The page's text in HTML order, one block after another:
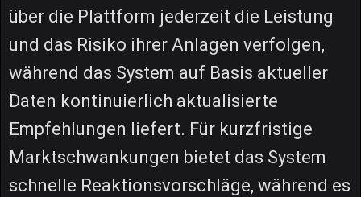
über die Plattform jederzeit die Leistung
und das Risiko ihrer Anlagen verfolgen,
während das System auf Basis aktueller
Daten kontinuierlich aktualisierte
Empfehlungen liefert. Für kurzfristige
Marktschwankungen bietet das System
schnelle Reaktionsvorschläge, während es